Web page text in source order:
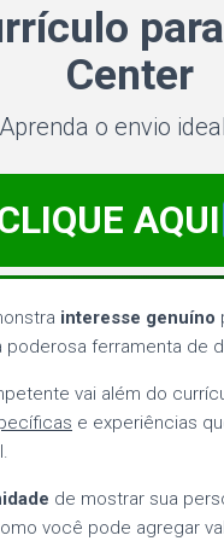
Center
Aprenda o envio ideal
AQUI
interesse genuíno
poderosa ferramenta de
vai além do
e experiências
de mostrar sua
você pode agregar